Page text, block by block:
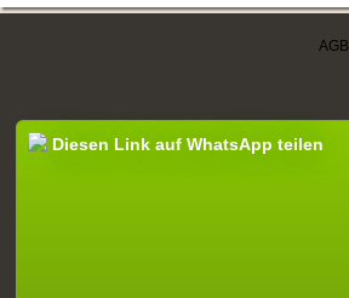
AGB
Diesen Link auf WhatsApp teilen